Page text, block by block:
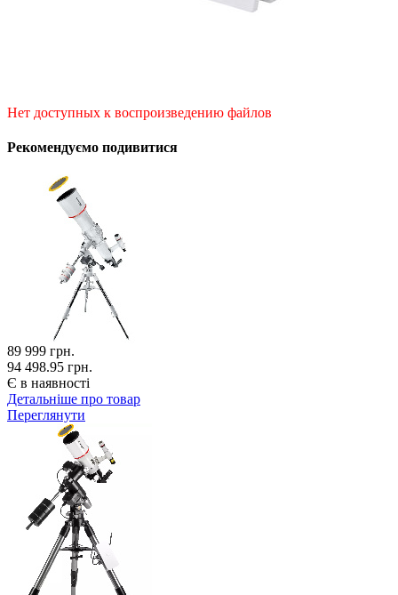
Нет доступных к воспроизведению файлов
Рекомендуємо подивитися
89 999 грн.
94 498.95 грн.
Є в наявності
Детальніше про товар
Переглянути